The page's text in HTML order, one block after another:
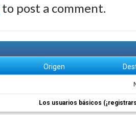
to post a comment.
Origen
Los usuarios básicos